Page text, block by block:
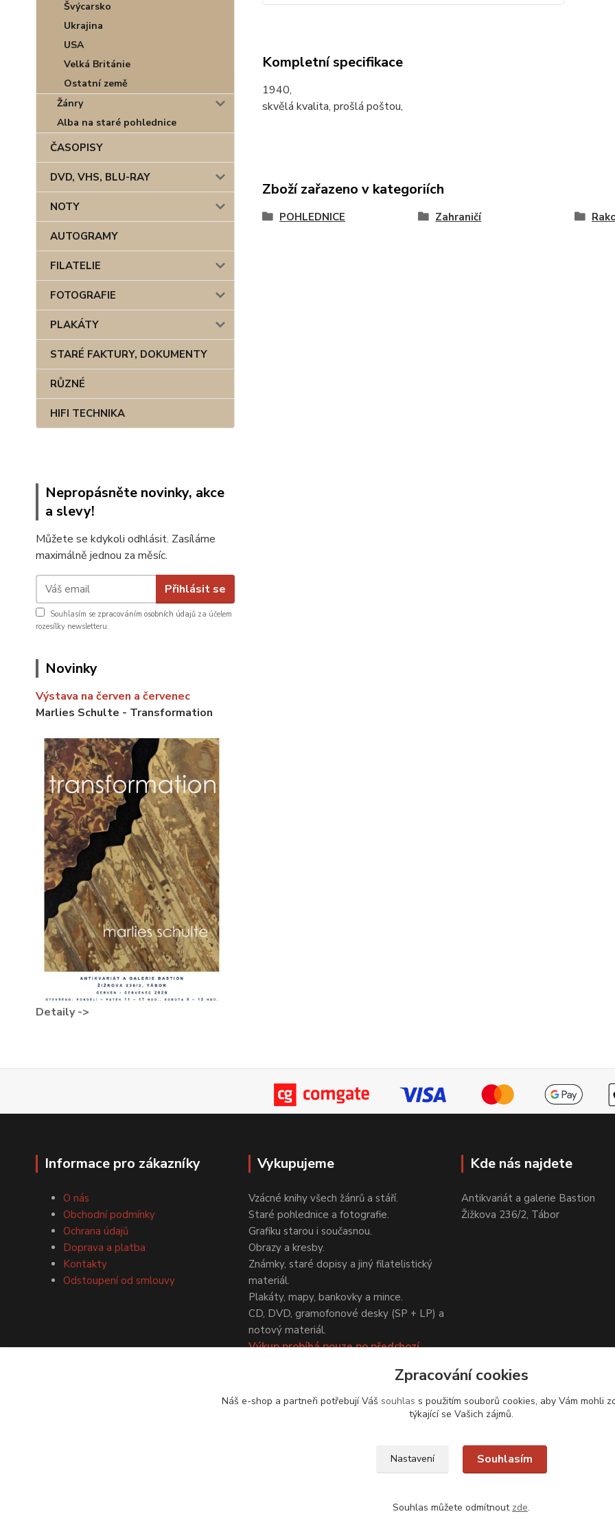
Švýcarsko
Ukrajina
USA
Velká Británie
Ostatní země
Žánry
Alba na staré pohlednice
ČASOPISY
DVD, VHS, BLU-RAY
NOTY
AUTOGRAMY
FILATELIE
FOTOGRAFIE
PLAKÁTY
STARÉ FAKTURY, DOKUMENTY
RŮZNÉ
HIFI TECHNIKA
Nepropásněte novinky, akce
a slevy!
Můžete se kdykoli odhlásit. Zasíláme
maximálně jednou za měsíc.
Přihlásit se
Souhlasím se zpracováním osobních údajů za účelem
rozesílky newsletteru.
Novinky
Výstava na červen a červenec
Marlies Schulte - Transformation
Detaily ->
Kompletní specifikace
1940,
skvělá kvalita, prošlá poštou,
Zboží zařazeno v kategoriích
POHLEDNICE Zahraničí
Informace pro zákazníky
O nás
Obchodní podmínky
Ochrana údajů
Doprava a platba
Kontakty
Odstoupení od smlouvy
Vykupujeme
Vzácné knihy všech žánrů a stáří.
Staré pohlednice a fotografie.
Grafiku starou i současnou.
Obrazy a kresby.
Známky, staré dopisy a jiný filatelistický
materiál.
Plakáty, mapy, bankovky a mince.
CD, DVD, gramofonové desky (SP + LP) a
notový materiál.
Výkup probíhá pouze po předchozí
Kde nás najdete
Antikvariát a galerie Bastion
Žižkova 236/2, Tábor
Upravit sběr cookies.
Zpracování cookies
Náš e-shop a partneři potřebují Váš souhlas s použitím souborů cookies, aby Vám mohli
týkající se Vašich zájmů.
Nastavení Souhlasím
Souhlas můžete odmítnout zde.